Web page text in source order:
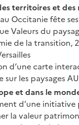
territoires et des
Occitanie fête
Valeurs du
de la transition,
d’une carte
sur les paysages
et dans le
d’une initiative
la valeur